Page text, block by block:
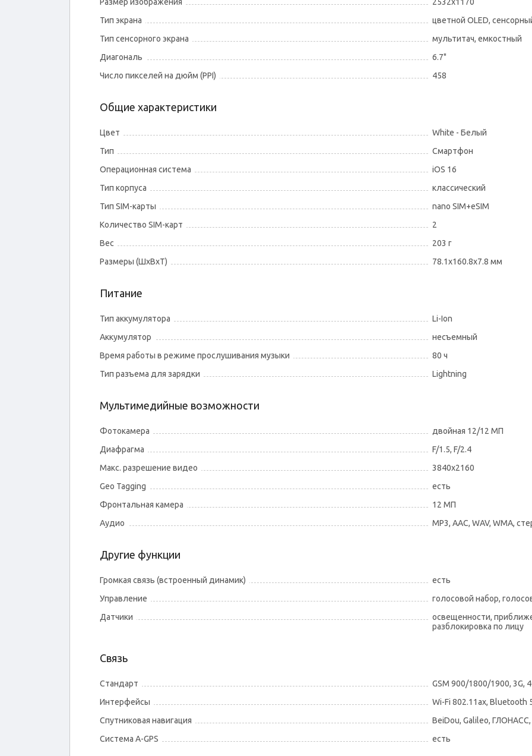
Тип экрана
цветной OLED,
Тип сенсорного экрана
мультитач, емкостный
Диагональ
6.7"
Число пикселей на дюйм (PPI)
458
Общие характеристики
Цвет
White - Белый
Тип
Смартфон
Операционная система
iOS 16
Тип корпуса
классический
Тип SIM-карты
nano SIM+eSIM
Количество SIM-карт
2
Вес
203 г
Размеры (ШxВxТ)
78.1x160.8x7.8 мм
Питание
Тип аккумулятора
Li-Ion
Аккумулятор
несъемный
Время работы в режиме прослушивания музыки
80 ч
Тип разъема для зарядки
Lightning
Мультимедийные возможности
Фотокамера
двойная 12/12 МП
Диафрагма
F/1.5, F/2.4
Макс. разрешение видео
3840x2160
Geo Tagging
есть
Фронтальная камера
12 МП
Аудио
MP3, AAC, WAV, WMA,
Другие функции
Громкая связь (встроенный динамик)
есть
Управление
голосовой набор,
Датчики
освещенности,
разблокировка по лицу
Связь
Стандарт
GSM 900/1800/1900, 3G,
Интерфейсы
Wi-Fi 802.11ax, Bluetooth
Спутниковая навигация
BeiDou, Galileo, ГЛОНАСС,
Cистема A-GPS
есть